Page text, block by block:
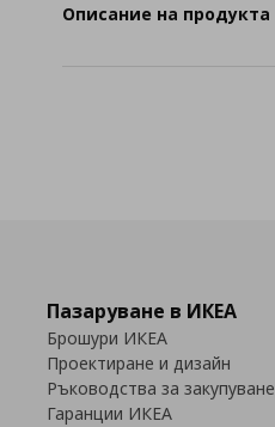
Описание на продукта
Пазаруване в ИКЕА
Брошури ИКЕА
Проектиране и дизайн
Ръководства за закупуване
Гаранции ИКЕА